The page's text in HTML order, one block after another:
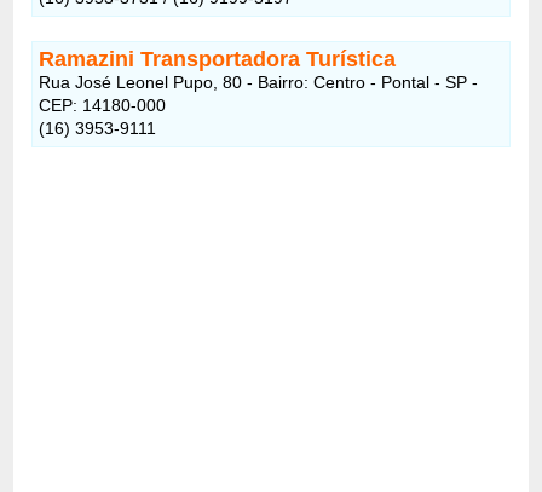
Ramazini Transportadora Turística
Rua José Leonel Pupo, 80 - Bairro: Centro - Pontal - SP -
CEP: 14180-000
(16) 3953-9111